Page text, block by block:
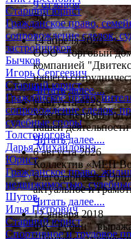
Старший юрист
Гражданское право,
сопровождение сделок,
застройщиков
Бычков
Игорь Сергеевич
Старший юрист
Гражданское право,
сопровождение сделок,
судебные споры
Толстоногова
Дарья Михайловна
Юрист
Гражданское право,
недвижимостью,
Шутов
Илья Петрович
Старший юрист
Спортивное и трудовое
9 отзывов
5.0
14 апреля 2020
ООО "Торговый дом
компанией
нашего
Читать далее....
6 августа 2026
Уже не первый год
нашей
Читать далее....
6 августа 2026
Коллектив «МЕП
благодарность
актуальное и
Читать далее....
12 января 2018
ФК "Рубин"